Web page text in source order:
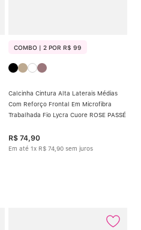
COMBO | 2 POR R$ 99
Calcinha Cintura Alta Laterais Médias
Com Reforço Frontal Em Microfibra
Trabalhada Fio Lycra Cuore ROSE PASSÉ
R$ 74,90
Em até 1x R$ 74 90 sem juros